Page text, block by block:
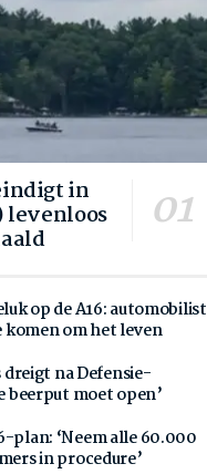
in
op de A16: automobilist
komen om het leven
na Defensie-
beerput moet open’
plan: ‘Neem alle 60.000
in procedure’